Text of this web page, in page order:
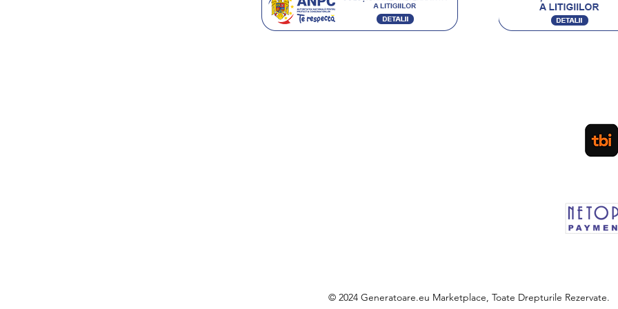
Plateste in siguranta prin MOBIL PAY by
© 2024 Generatoare.eu Marketplace, Toate Drepturile Rezervate.